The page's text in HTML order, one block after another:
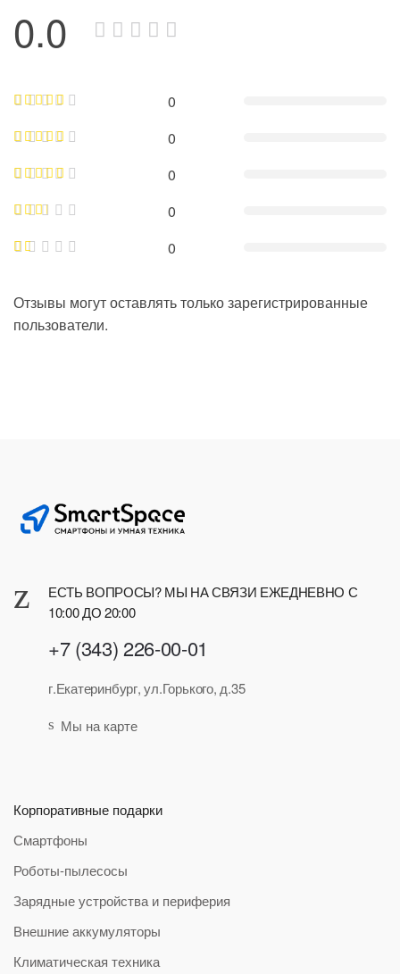
0.0
0
0
0
0
0
Отзывы могут оставлять только зарегистрированные
пользователи.
ЕСТЬ ВОПРОСЫ? МЫ НА СВЯЗИ ЕЖЕДНЕВНО С
10:00 ДО 20:00
+7 (343) 226-00-01
г.Екатеринбург, ул.Горького, д.35
Мы на карте
Корпоративные подарки
Смартфоны
Роботы-пылесосы
Зарядные устройства и периферия
Внешние аккумуляторы
Климатическая техника